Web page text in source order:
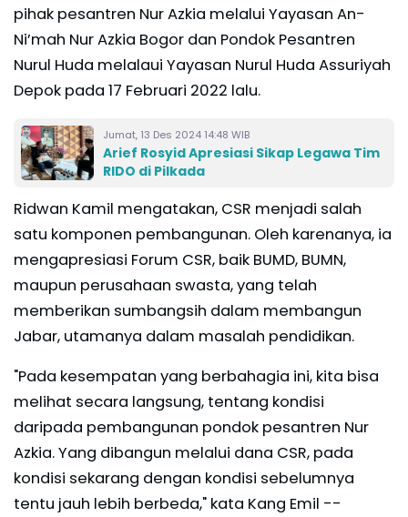
pihak pesantren Nur Azkia melalui Yayasan An-
Ni’mah Nur Azkia Bogor dan Pondok Pesantren
Nurul Huda melalaui Yayasan Nurul Huda Assuriyah
Depok pada 17 Februari 2022 lalu.
Jumat, 13 Des 2024 14:48 WIB
Arief Rosyid Apresiasi Sikap Legawa Tim
RIDO di Pilkada
Ridwan Kamil mengatakan, CSR menjadi salah
satu komponen pembangunan. Oleh karenanya, ia
mengapresiasi Forum CSR, baik BUMD, BUMN,
maupun perusahaan swasta, yang telah
memberikan sumbangsih dalam membangun
Jabar, utamanya dalam masalah pendidikan.
"Pada kesempatan yang berbahagia ini, kita bisa
melihat secara langsung, tentang kondisi
daripada pembangunan pondok pesantren Nur
Azkia. Yang dibangun melalui dana CSR, pada
kondisi sekarang dengan kondisi sebelumnya
tentu jauh lebih berbeda," kata Kang Emil --